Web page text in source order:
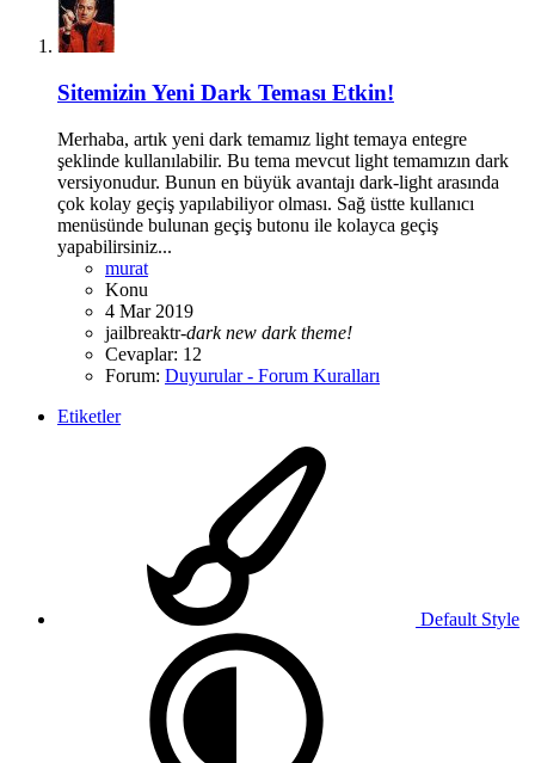
Sitemizin Yeni Dark Teması Etkin!
Merhaba, artık yeni dark temamız light temaya entegre
şeklinde kullanılabilir. Bu tema mevcut light temamızın dark
versiyonudur. Bunun en büyük avantajı dark-light arasında
çok kolay geçiş yapılabiliyor olması. Sağ üstte kullanıcı
menüsünde bulunan geçiş butonu ile kolayca geçiş
yapabilirsiniz...
murat
Konu
4 Mar 2019
jailbreaktr-dark new dark theme!
Cevaplar: 12
Forum: Duyurular - Forum Kuralları
Etiketler
Default Style